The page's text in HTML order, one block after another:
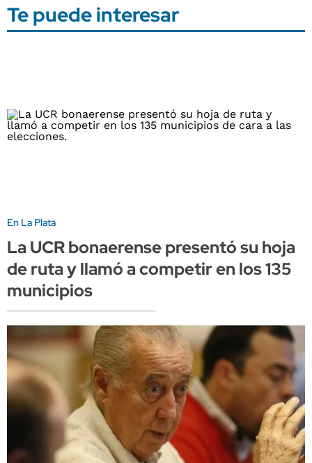
Te puede interesar
En La Plata
La UCR bonaerense presentó su hoja
de ruta y llamó a competir en los 135
municipios